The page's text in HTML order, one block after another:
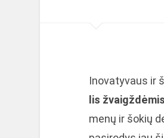
Inovatyvaus ir
lis
menų ir šokių